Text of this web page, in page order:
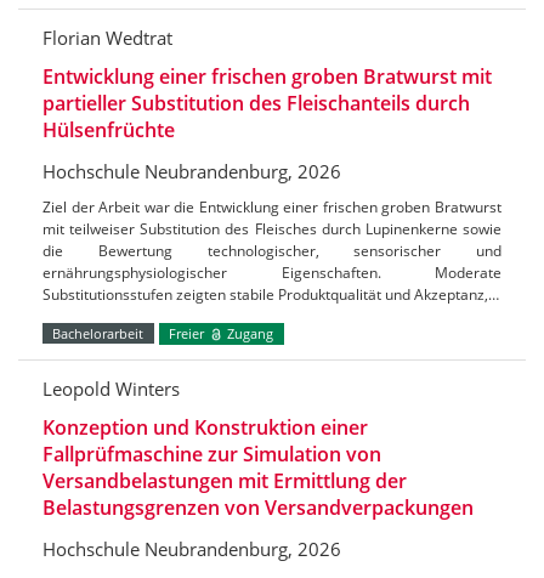
Florian Wedtrat
Entwicklung einer frischen groben Bratwurst mit
partieller Substitution des Fleischanteils durch
Hülsenfrüchte
Hochschule Neubrandenburg, 2026
Ziel der Arbeit war die Entwicklung einer frischen groben Bratwurst
mit teilweiser Substitution des Fleisches durch Lupinenkerne sowie
die Bewertung technologischer, sensorischer und
ernährungsphysiologischer Eigenschaften. Moderate
Substitutionsstufen zeigten stabile Produktqualität und Akzeptanz,…
Bachelorarbeit Freier Zugang
Leopold Winters
Konzeption und Konstruktion einer
Fallprüfmaschine zur Simulation von
Versandbelastungen mit Ermittlung der
Belastungsgrenzen von Versandverpackungen
Hochschule Neubrandenburg, 2026